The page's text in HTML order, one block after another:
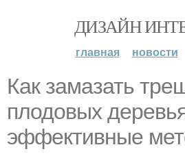
ДИЗАЙН
главная новости
Как замазать
плодовых
эффективные